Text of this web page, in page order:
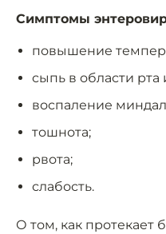
Симптомы
повышение
сыпь в области рта
воспаление
тошнота;
рвота;
слабость.
О том, как протекает